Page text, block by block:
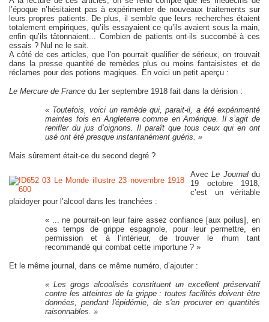
l’époque n’hésitaient pas à expérimenter de nouveaux traitements sur
leurs propres patients. De plus, il semble que leurs recherches étaient
totalement empiriques, qu’ils essayaient ce qu’ils avaient sous la main,
enfin qu’ils tâtonnaient... Combien de patients ont-ils succombé à ces
essais ? Nul ne le sait.
A côté de ces articles, que l’on pourrait qualifier de sérieux, on trouvait
dans la presse quantité de remèdes plus ou moins fantaisistes et de
réclames pour des potions magiques. En voici un petit aperçu :
Le Mercure de France du 1er septembre 1918 fait dans la dérision :
« Toutefois, voici un remède qui, parait-il, a été expérimenté
maintes fois en Angleterre comme en Amérique. Il s’agit de
renifler du jus d’oignons. Il paraît que tous ceux qui en ont
usé ont été presque instantanément guéris. »
Mais sûrement était-ce du second degré ?
AvecLe Journaldu
19 octobre 1918,
c’est un véritable
plaidoyer pour l’alcool dans les tranchées :
« ... ne pourrait-on leur faire assez confiance [aux poilus], en
ces temps de grippe espagnole, pour leur permettre, en
permission et à l’intérieur, de trouver le rhum tant
recommandé qui combat cette importune ? »
Et le même journal, dans ce même numéro, d’ajouter :
« Les grogs alcoolisés constituent un excellent préservatif
contre les atteintes de la grippe : toutes facilités doivent être
données, pendant l'épidémie, de s'en procurer en quantités
raisonnables. »